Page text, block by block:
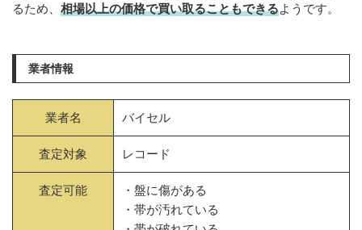
るため、 相場以上の価格で買い取ることもできるようです。
業者情報
業者名 バイセル
査定対象 レコード
査定可能
・盤に傷がある
・帯が汚れている